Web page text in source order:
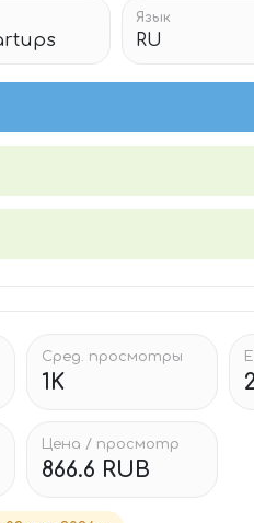
Язык
RU
Сред. просмотры
1K
Цена / просмотр
866.6 RUB